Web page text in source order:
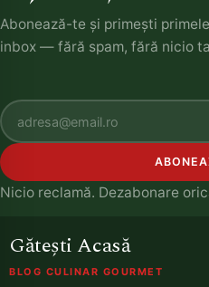
Abonează-te și primești
inbox — fără spam, fără nicio
Nicio reclamă. Dezabonare
Gătești Acasă
BLOG CULINAR GOURMET